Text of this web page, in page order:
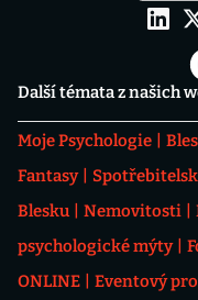
Další témata z našich
Moje Psychologie
Fantasy
Blesku
Nemovitosti
psychologické mýty
ONLINE
Eventový